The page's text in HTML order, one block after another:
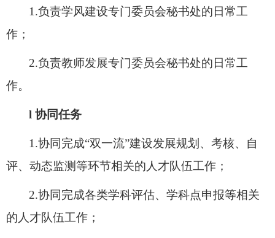
1.负责学风建设专门委员会秘书处的日常工
作；
2.负责教师发展专门委员会秘书处的日常工
作。
l 协同任务
1.协同完成“双一流”建设发展规划、考核、自
评、动态监测等环节相关的人才队伍工作；
2.协同完成各类学科评估、学科点申报等相关
的人才队伍工作；